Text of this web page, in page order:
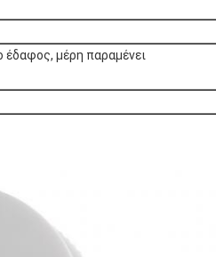
μέρη παραμένει